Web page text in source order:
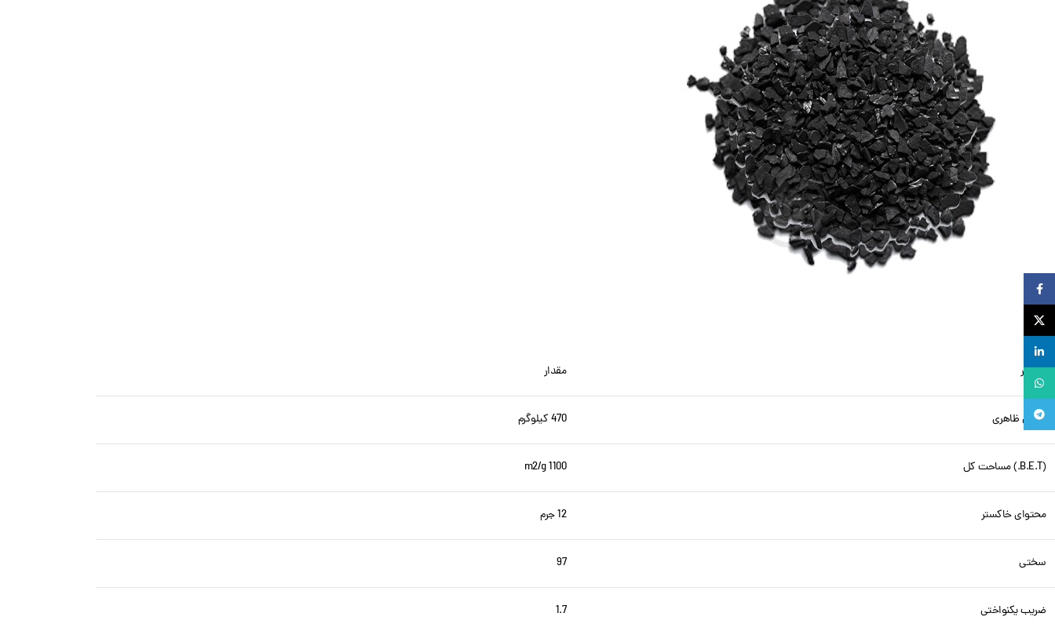
پارامتر مقدار
چگالی ظاهری 470 کیلوگرم
(B.E.T.) مساحت کل 1100 m2/g
محتوای خاکستر 12 جرم
سختی 97
ضریب یکنواختی 1.7
تلگرام